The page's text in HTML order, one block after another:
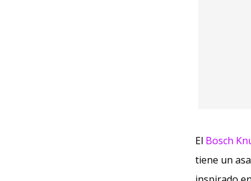
El Bosch
tiene un